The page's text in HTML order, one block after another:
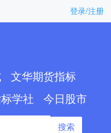
登录/注册
文华期货指标
学社 今日股市
搜索